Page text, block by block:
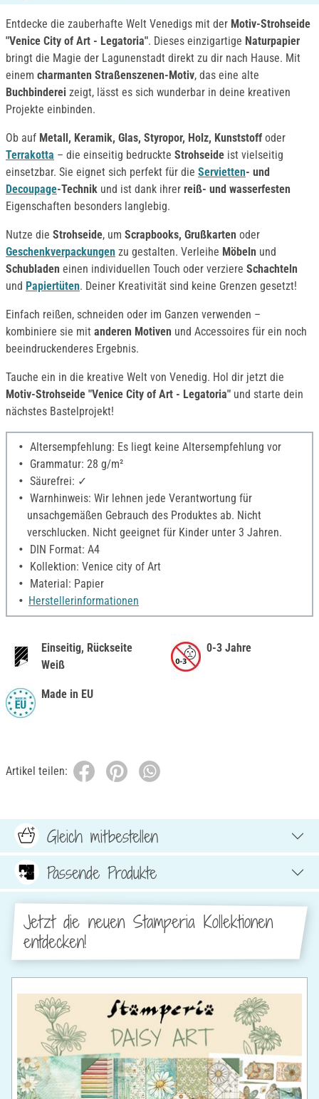
Entdecke die zauberhafte Welt Venedigs mit der Motiv-Strohseide
"Venice City of Art - Legatoria". Dieses einzigartige Naturpapier
bringt die Magie der Lagunenstadt direkt zu dir nach Hause. Mit
einem charmanten Straßenszenen-Motiv, das eine alte
Buchbinderei zeigt, lässt es sich wunderbar in deine kreativen
Projekte einbinden.
Ob auf Metall, Keramik, Glas, Styropor, Holz, Kunststoff oder
Terrakotta – die einseitig bedruckte Strohseide ist vielseitig
einsetzbar. Sie eignet sich perfekt für die Servietten- und
Decoupage-Technik und ist dank ihrer reiß- und wasserfesten
Eigenschaften besonders langlebig.
Nutze die Strohseide, um Scrapbooks, Grußkarten oder
Geschenkverpackungen zu gestalten. Verleihe Möbeln und
Schubladen einen individuellen Touch oder verziere Schachteln
und Papiertüten. Deiner Kreativität sind keine Grenzen gesetzt!
Einfach reißen, schneiden oder im Ganzen verwenden –
kombiniere sie mit anderen Motiven und Accessoires für ein noch
beeindruckenderes Ergebnis.
Tauche ein in die kreative Welt von Venedig. Hol dir jetzt die
Motiv-Strohseide "Venice City of Art - Legatoria" und starte dein
nächstes Bastelprojekt!
Altersempfehlung: Es liegt keine Altersempfehlung vor
Grammatur: 28 g/m²
Säurefrei: ✓
Warnhinweis: Wir lehnen jede Verantwortung für
unsachgemäßen Gebrauch des Produktes ab. Nicht
verschlucken. Nicht geeignet für Kinder unter 3 Jahren.
DIN Format: A4
Kollektion: Venice city of Art
Material: Papier
Herstellerinformationen
Einseitig, Rückseite
Weiß
Made in EU
0-3 Jahre
Artikel teilen:
Gleich mitbestellen
Passende Produkte
Jetzt die neuen Stamperia Kollektionen
entdecken!